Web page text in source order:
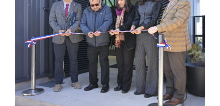
Académicos
Funcionarios
Alumni
English